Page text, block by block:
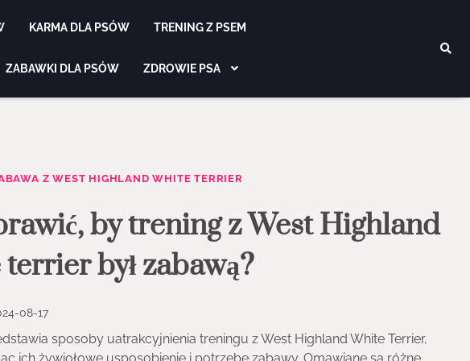
KARMA DLA PSÓW TRENING Z PSEM
ZABAWKI DLA PSÓW ZDROWIE PSA
Z WEST HIGHLAND WHITE TERRIER
by trening z West Highland
był zabawą?
08-17
sposoby uatrakcyjnienia treningu z West Highland White Terrier,